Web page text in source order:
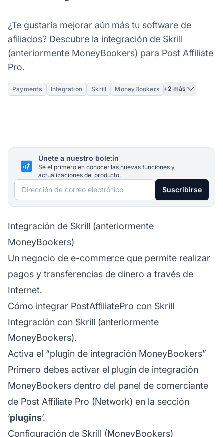
¿Te gustaría mejorar aún más tu software de
afiliados? Descubre la integración de Skrill
(anteriormente MoneyBookers) para Post Affiliate
Pro.
Payments Integration Skrill MoneyBookers +2 más
Únete a nuestro boletín
Sé el primero en conocer las nuevas funciones y
actualizaciones del producto.
Dirección de correo electrónico Suscribirse
Integración de Skrill (anteriormente
MoneyBookers)
Un negocio de e-commerce que permite realizar
pagos y transferencias de dinero a través de
Internet.
Cómo integrar PostAffiliatePro con Skrill
Integración con Skrill (anteriormente
MoneyBookers).
Activa el “plugin de integración MoneyBookers”
Primero debes activar el plugin de integración
MoneyBookers dentro del panel de comerciante
de Post Affiliate Pro (Network) en la sección
‘plugins‘.
Configuración de Skrill (MoneyBookers)